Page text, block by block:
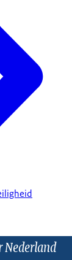
Nederland